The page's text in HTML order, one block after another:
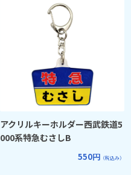
アクリルキーホルダー西武鉄道5
000系特急むさしB
550円 （税込み）